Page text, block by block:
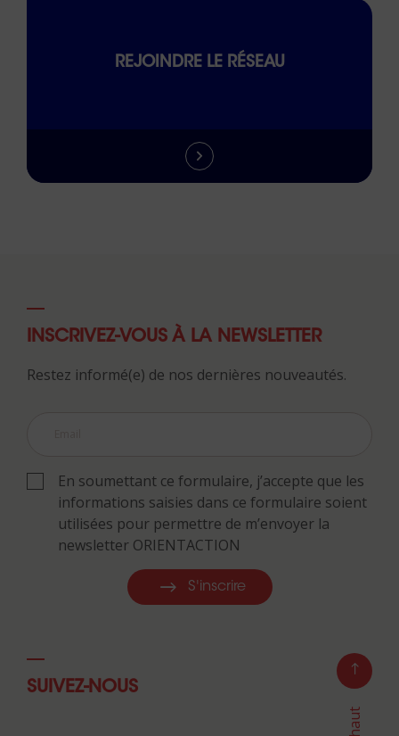
REJOINDRE LE RÉSEAU
INSCRIVEZ-VOUS À LA NEWSLETTER
Restez informé(e) de nos dernières nouveautés.
En soumettant ce formulaire, j’accepte que les
informations saisies dans ce formulaire soient
utilisées pour permettre de m’envoyer la
newsletter ORIENTACTION
S'inscrire
SUIVEZ-NOUS